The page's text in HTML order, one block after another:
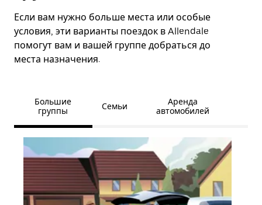
Если вам нужно больше места или особые
условия, эти варианты поездок в Allendale
помогут вам и вашей группе добраться до
места назначения.
Большие
группы
Семьи
Аренда
автомобилей